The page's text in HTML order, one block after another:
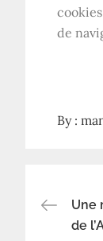
de
By :
Une
de